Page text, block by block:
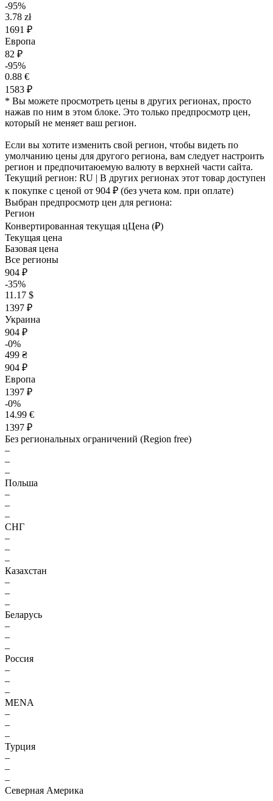
-95%
3.78 zł
1691 ₽
Европа
82 ₽
-95%
0.88 €
1583 ₽
* Вы можете просмотреть цены в других регионах, просто
нажав по ним в этом блоке. Это только предпросмотр цен,
который не меняет ваш регион.
Если вы хотите изменить свой регион, чтобы видеть по
умолчанию цены для другого региона, вам следует настроить
регион и предпочитаюемую валюту в верхней части сайта.
Текущий регион: RU | В других регионах этот товар доступен
к покупке с ценой от 904 ₽ (без учета ком. при оплате)
Выбран предпросмотр цен для региона:
Регион
Конвертированная текущая цЦена (₽)
Текущая цена
Базовая цена
Все регионы
904 ₽
-35%
11.17 $
1397 ₽
Украина
904 ₽
-0%
499 ₴
904 ₽
Европа
1397 ₽
-0%
14.99 €
1397 ₽
Без региональных ограничений (Region free)
–
–
–
Польша
–
–
–
СНГ
–
–
–
Казахстан
–
–
–
Беларусь
–
–
–
Россия
–
–
–
MENA
–
–
–
Турция
–
–
–
Северная Америка